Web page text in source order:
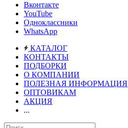
Вконтакте
YouTube
Одноклассники
WhatsApp
КАТАЛОГ
КОНТАКТЫ
ПОДБОРКИ
О КОМПАНИИ
ПОЛЕЗНАЯ ИНФОРМАЦИЯ
ОПТОВИКАМ
АКЦИЯ
...